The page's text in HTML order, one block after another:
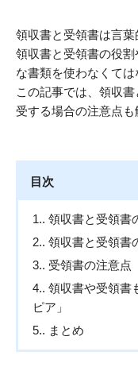
領収書と受領書は言葉
領収書と受領書の役
な書類を使わなくては
この記事では、領収
受する場合の注意点も
目次
1. 領収書と受領書
2. 領収書と受領書
3. 受領書の注意点
4. 領収書や受領書
ピア」
5.
まとめ